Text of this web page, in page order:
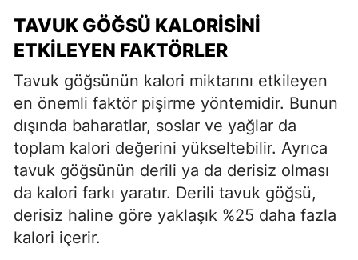
TAVUK GÖĞSÜ KALORISINI
ETKILEYEN FAKTÖRLER
Tavuk göğsünün kalori miktarını etkileyen
en önemli faktör pişirme yöntemidir. Bunun
dışında baharatlar, soslar ve yağlar da
toplam kalori değerini yükseltebilir. Ayrıca
tavuk göğsünün derili ya da derisiz olması
da kalori farkı yaratır. Derili tavuk göğsü,
derisiz haline göre yaklaşık %25 daha fazla
kalori içerir.